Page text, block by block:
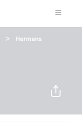
>
Hermans